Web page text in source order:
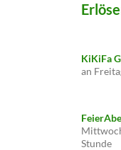
KiKiFa
an
Stunde